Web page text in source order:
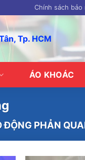
Chính sách bảo
Tp. HCM
ÁO KHOÁC
ĐỘNG PHẢN